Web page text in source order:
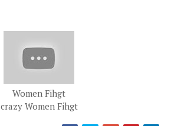
Women Fihgt
crazy Women Fihgt